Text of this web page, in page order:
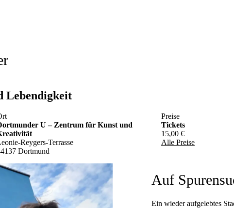
Lebendigkeit
U – Zentrum für Kunst und
Reygers-Terrasse
Dortmund
Preise
Tickets
15,00 €
Alle Preise
Auf
Ein wieder aufgelebtes